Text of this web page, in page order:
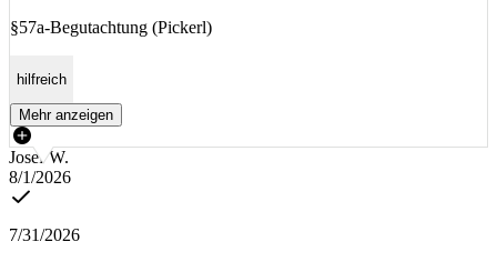
§57a-Begutachtung (Pickerl)
hilfreich
Mehr anzeigen
Josef W.
8/1/2026
7/31/2026